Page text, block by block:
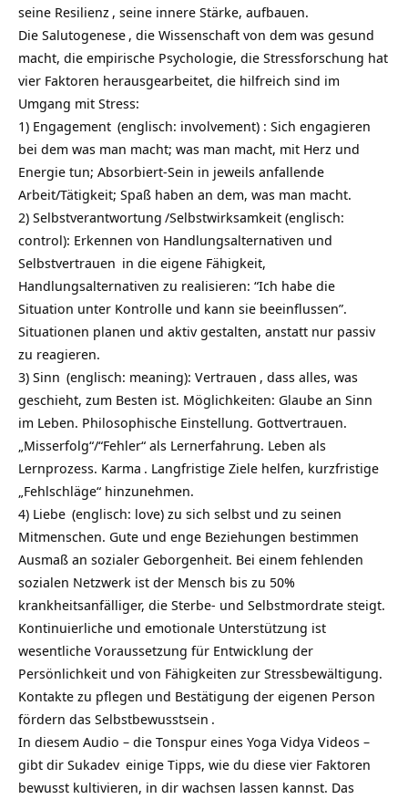
seine Resilienz , seine innere Stärke, aufbauen.
Die Salutogenese , die Wissenschaft von dem was gesund
macht, die empirische Psychologie, die Stressforschung hat
vier Faktoren herausgearbeitet, die hilfreich sind im
Umgang mit Stress:
1) Engagement (englisch: involvement) : Sich engagieren
bei dem was man macht; was man macht, mit Herz und
Energie tun; Absorbiert-Sein in jeweils anfallende
Arbeit/Tätigkeit; Spaß haben an dem, was man macht.
2) Selbstverantwortung /Selbstwirksamkeit (englisch:
control): Erkennen von Handlungsalternativen und
Selbstvertrauen in die eigene Fähigkeit,
Handlungsalternativen zu realisieren: “Ich habe die
Situation unter Kontrolle und kann sie beeinflussen”.
Situationen planen und aktiv gestalten, anstatt nur passiv
zu reagieren.
3) Sinn (englisch: meaning): Vertrauen , dass alles, was
geschieht, zum Besten ist. Möglichkeiten: Glaube an Sinn
im Leben. Philosophische Einstellung. Gottvertrauen.
„Misserfolg“/“Fehler“ als Lernerfahrung. Leben als
Lernprozess. Karma . Langfristige Ziele helfen, kurzfristige
„Fehlschläge“ hinzunehmen.
4) Liebe (englisch: love) zu sich selbst und zu seinen
Mitmenschen. Gute und enge Beziehungen bestimmen
Ausmaß an sozialer Geborgenheit. Bei einem fehlenden
sozialen Netzwerk ist der Mensch bis zu 50%
krankheitsanfälliger, die Sterbe- und Selbstmordrate steigt.
Kontinuierliche und emotionale Unterstützung ist
wesentliche Voraussetzung für Entwicklung der
Persönlichkeit und von Fähigkeiten zur Stressbewältigung.
Kontakte zu pflegen und Bestätigung der eigenen Person
fördern das Selbstbewusstsein .
In diesem Audio – die Tonspur eines Yoga Vidya Videos –
gibt dir Sukadev einige Tipps, wie du diese vier Faktoren
bewusst kultivieren, in dir wachsen lassen kannst. Das